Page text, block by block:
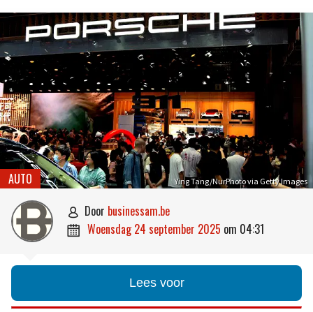
Ying Tang/NurPhoto via Getty Images
AUTO
 door businessam.be
 woensdag 24 september 2025 om 04:31
Lees voor